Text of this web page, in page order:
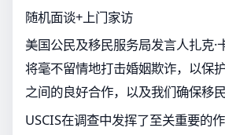
随机面谈+上门家访
美国公民及移民服务局发言人扎克
将毫不留情地打击婚姻欺诈，以保
之间的良好合作，以及我们确保移
USCIS在调查中发挥了至关重要的